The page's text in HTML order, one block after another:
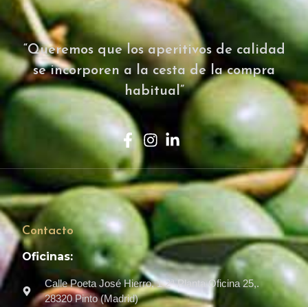
“Queremos que los aperitivos de calidad
se incorporen a la cesta de la compra
habitual”
Contacto
Oficinas:
Calle Poeta José Hierro, 1 2ª Planta Oficina 25,.
28320 Pinto (Madrid)